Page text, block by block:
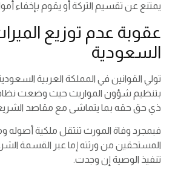
يمتنع عن تقسيم التركة أو يقوم بإخفاء
عقوبة عدم توزيع
السعودية
تولي القوانين في المملكة العربية
بتنظيم شؤون المواريث حيث وضعت
ذي حق حقه بما يتماشى مع مقاصد
فبمجرد وفاة المورث تنتقل ملكية أصوله
المستحقين من ورثته إما عبر القسمة
تنفيذ الوصية إن وجدت.